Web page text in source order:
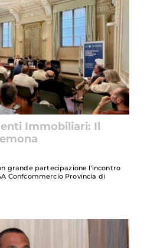
Immobiliari: Il
grande partecipazione l'incontro
Confcommercio Provincia di